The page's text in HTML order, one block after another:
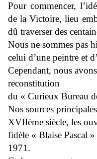
Pour commencer,
de la Victoire, lieu
dû traverser des
Nous ne sommes pas
celui d’une peintre et
Cependant, nous
reconstitution
du « Curieux Bureau
Nos sources
XVIIème siècle, les
fidèle « Blaise Pascal
1971.